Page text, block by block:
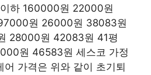
하 160000원 22000원
원 26000원 38083원
28000원 42083원 41평
원 46583원 세스코 가정
어 가격은 위와 같이 초기퇴